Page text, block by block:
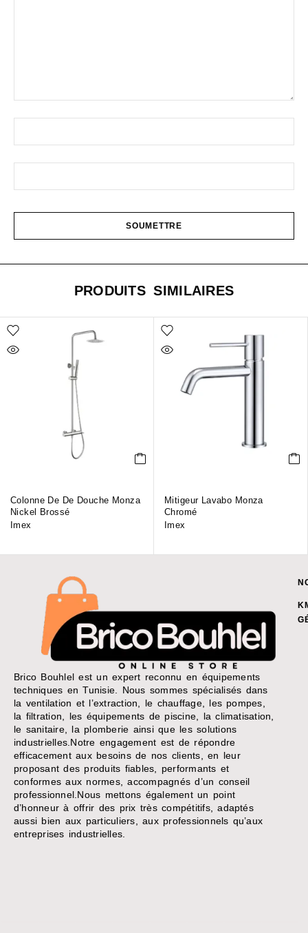
PRODUITS SIMILAIRES
Colonne De De Douche Monza
Nickel Brossé
Imex
Mitigeur Lavabo Monza
Chromé
Imex
Brico Bouhlel est un expert reconnu en équipements
techniques en Tunisie. Nous sommes spécialisés dans
la ventilation et l’extraction, le chauffage, les pompes,
la filtration, les équipements de piscine, la climatisation,
le sanitaire, la plomberie ainsi que les solutions
industrielles.Notre engagement est de répondre
efficacement aux besoins de nos clients, en leur
proposant des produits fiables, performants et
conformes aux normes, accompagnés d’un conseil
professionnel.Nous mettons également un point
d’honneur à offrir des prix très compétitifs, adaptés
aussi bien aux particuliers, aux professionnels qu’aux
entreprises industrielles.